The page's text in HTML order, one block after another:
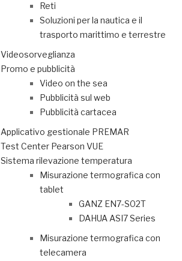
Reti
Soluzioni per la nautica e il
trasporto marittimo e terrestre
Videosorveglianza
Promo e pubblicità
Video on the sea
Pubblicità sul web
Pubblicità cartacea
Applicativo gestionale PREMAR
Test Center Pearson VUE
Sistema rilevazione temperatura
Misurazione termografica con
tablet
GANZ EN7-S02T
DAHUA ASI7 Series
Misurazione termografica con
telecamera